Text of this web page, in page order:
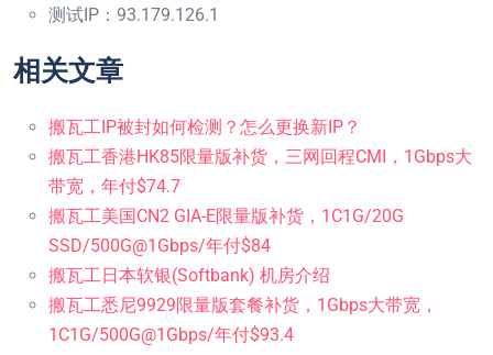
测试IP：93.179.126.1
相关文章
搬瓦工IP被封如何检测？怎么更换新IP？
搬瓦工香港HK85限量版补货，三网回程CMI，1Gbps大
带宽，年付$74.7
搬瓦工美国CN2 GIA-E限量版补货，1C1G/20G
SSD/500G@1Gbps/年付$84
搬瓦工日本软银(Softbank) 机房介绍
搬瓦工悉尼9929限量版套餐补货，1Gbps大带宽，
1C1G/500G@1Gbps/年付$93.4